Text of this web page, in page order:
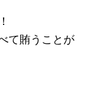
て賄うことが